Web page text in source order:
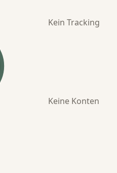
Kein Tracking
Keine Konten